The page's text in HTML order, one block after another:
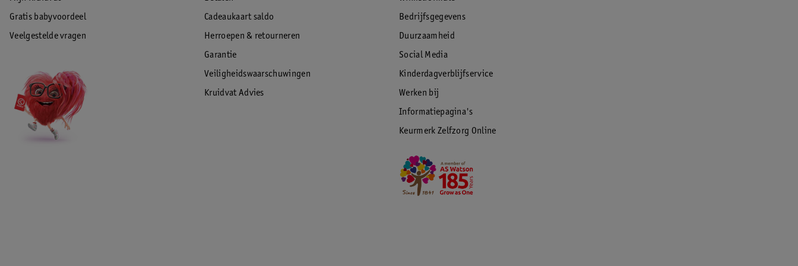
EAN code:8721003406874
Gratis babyvoordeel
Veelgestelde vragen
Cadeaukaart saldo
Herroepen & retourneren
Garantie
Veiligheidswaarschuwingen
Kruidvat Advies
Bedrijfsgegevens
Duurzaamheid
Social Media
Kinderdagverblijfservice
Werken bij
Informatiepagina's
Keurmerk Zelfzorg Online